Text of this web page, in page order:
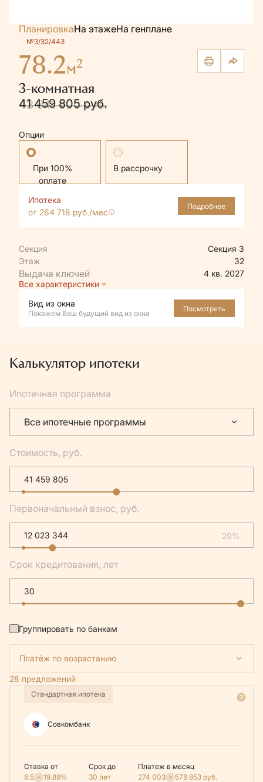
ПланировкаНа этажеНа генплане
№3/32/443
78.2м2
3-комнатная
43 641 900 руб.
41 459 805 руб.
Опции
Стандартная В рассрочку
Ипотека
от 264 718 руб./мес
Подробнее
Секция
Секция 3
Этаж
32
4 кв. 2027
Все характеристики
Вид из окна
Покажем Ваш будущий вид из окна
Посмотреть
Калькулятор ипотеки
Ипотечная программа
Все ипотечные программы
Стоимость, руб.
Первоначальный взнос, руб.
29%
Срок кредитования, лет
Группировать по банкам
Платёж по возрастанию
28 предложений
Стандартная ипотека
Совкомбанк
Ставка от
8.5
19.89%
Срок до
30 лет
Платеж в месяц
274 003
578 853 руб.